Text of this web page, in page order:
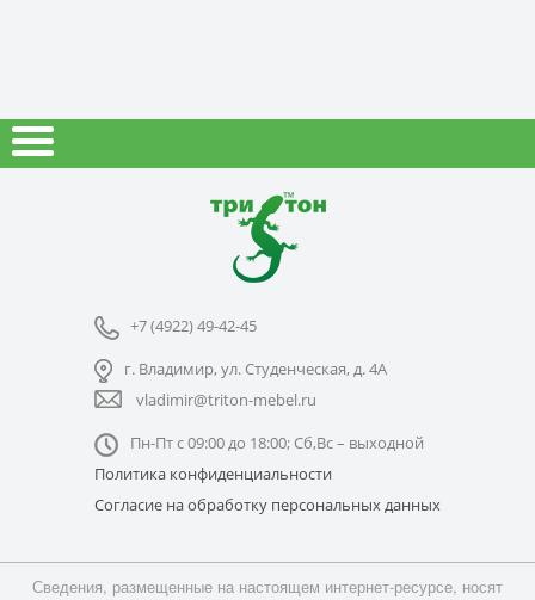
+7 (4922) 49-42-45
г. Владимир, ул. Студенческая, д. 4А
vladimir@triton-mebel.ru
Пн-Пт с 09:00 до 18:00; Сб,Вс – выходной
Политика конфиденциальности
Согласие на обработку персональных данных
Сведения, размещенные на настоящем интернет-ресурсе, носят